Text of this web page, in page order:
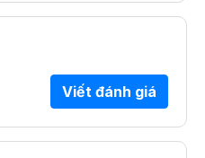
Viết đánh giá